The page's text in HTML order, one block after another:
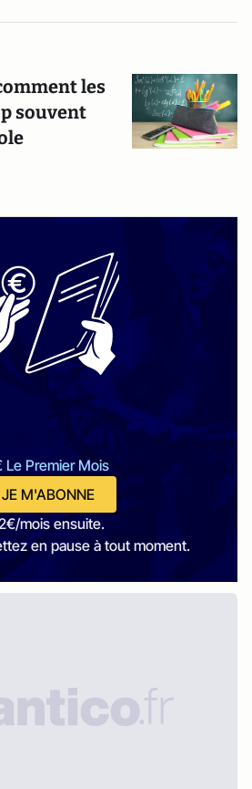
les
souvent
Le Premier Mois
JE M'ABONNE
mois ensuite.
en pause à tout moment.